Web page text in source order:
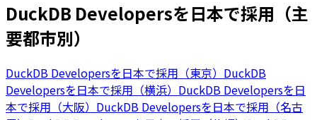
DuckDB Developersを日本で採用（主
要都市別）
DuckDB Developersを日本で採用（東京） DuckDB
Developersを日本で採用（横浜） DuckDB Developersを日
本で採用（大阪） DuckDB Developersを日本で採用（名古